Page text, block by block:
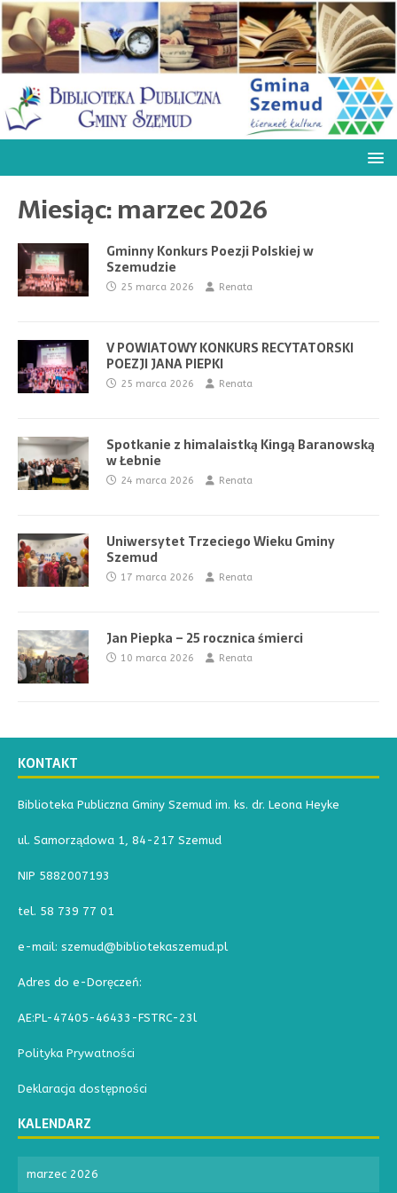
Miesiąc:marzec 2026
Gminny Konkurs Poezji Polskiej w
Szemudzie
25 marca 2026 Renata
V POWIATOWY KONKURS RECYTATORSKI
POEZJI JANA PIEPKI
25 marca 2026 Renata
Spotkanie z himalaistką Kingą Baranowską
w Łebnie
24 marca 2026 Renata
Uniwersytet Trzeciego Wieku Gminy
Szemud
17 marca 2026 Renata
Jan Piepka – 25 rocznica śmierci
10 marca 2026 Renata
KONTAKT
Biblioteka Publiczna Gminy Szemud im. ks. dr. Leona Heyke
ul. Samorządowa 1, 84-217 Szemud
NIP 5882007193
tel. 58 739 77 01
e-mail: szemud@bibliotekaszemud.pl
Adres do e-Doręczeń:
AE:PL-47405-46433-FSTRC-23l
Polityka Prywatności
Deklaracja dostępności
KALENDARZ
marzec 2026